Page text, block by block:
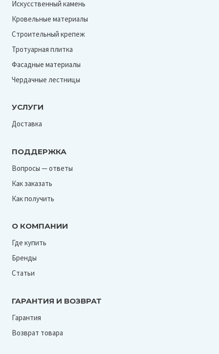
Искусственный камень
Кровельные материалы
Строительный крепеж
Тротуарная плитка
Фасадные материалы
Чердачные лестницы
УСЛУГИ
Доставка
ПОДДЕРЖКА
Вопросы — ответы
Как заказать
Как получить
О КОМПАНИИ
Где купить
Бренды
Статьи
ГАРАНТИЯ И ВОЗВРАТ
Гарантия
Возврат товара